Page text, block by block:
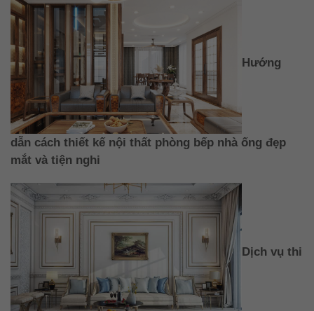
Hướng
dẫn cách thiết kế nội thất phòng bếp nhà ống đẹp
mắt và tiện nghi
Dịch vụ thi